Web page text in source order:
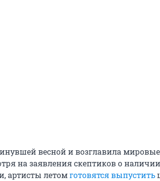
весной и возглавила мировые
на заявления скептиков о
артисты летомготовятся выпустить